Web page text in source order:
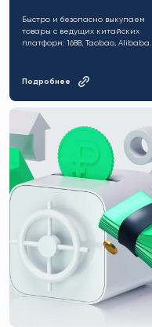
Быстро и безопасно выкупаем
товары с ведущих китайских
платформ: 1688, Taobao, Alibaba.
Подробнее